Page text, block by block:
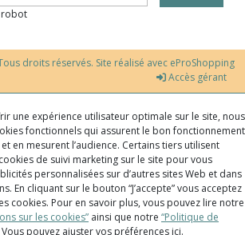
robot
droits réservés. Site réalisé avec eProShopping
Accès gérant
une expérience utilisateur optimale sur le site, nous
fonctionnels qui assurent le bon fonctionnement
en mesurent l’audience. Certains tiers utilisent
de suivi marketing sur le site pour vous
personnalisées sur d’autres sites Web et dans
En cliquant sur le bouton “J’accepte” vous acceptez
cookies. Pour en savoir plus, vous pouvez lire notre
sur les cookies” ainsi que notre “Politique de
Vous pouvez ajuster vos préférences ici.